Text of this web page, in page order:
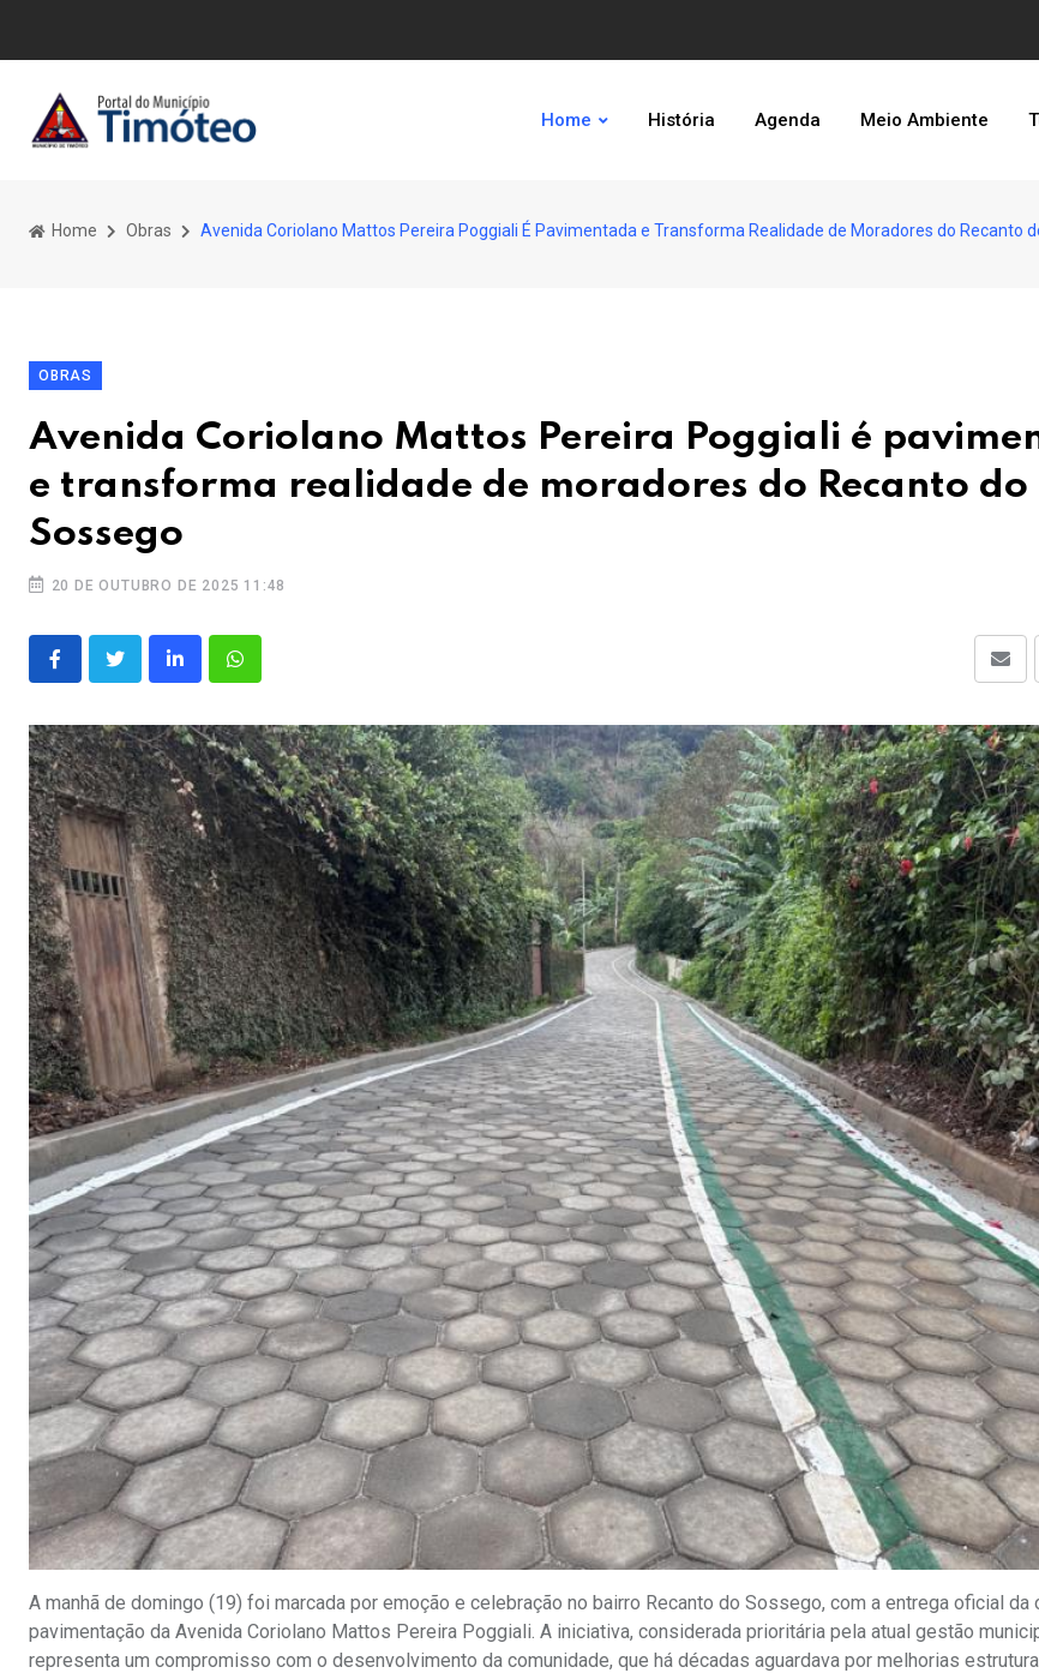
Home História Agenda Meio Ambiente
Home Obras Avenida Coriolano Mattos Pereira Poggiali É Pavimentada e Transforma Realidade de Moradores do Recanto
OBRAS
Avenida Coriolano Mattos Pereira Poggiali é
e transforma realidade de moradores do Recanto do
Sossego
20 DE OUTUBRO DE 2025 11:48
A manhã de domingo (19) foi marcada por emoção e celebração no bairro Recanto do Sossego, com a entrega oficial da
pavimentação da Avenida Coriolano Mattos Pereira Poggiali. A iniciativa, considerada prioritária pela atual gestão
representa um compromisso com o desenvolvimento da comunidade, que há décadas aguardava por melhorias